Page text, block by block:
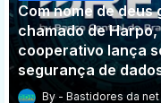
Com nome de
chamado de
cooperativo lança
segurança de
Bastidores da net